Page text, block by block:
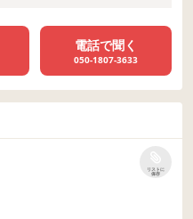
電話で聞く
050-1807-3633
リストに
保存